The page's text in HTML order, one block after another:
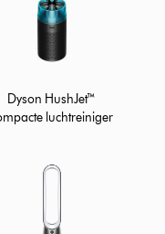
Dyson HushJet™
luchtreiniger